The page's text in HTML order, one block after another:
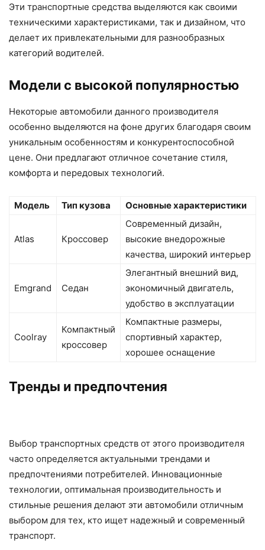
Эти транспортные средства выделяются как своими
техническими характеристиками, так и дизайном, что
делает их привлекательными для разнообразных
категорий водителей.
Модели с высокой популярностью
Некоторые автомобили данного производителя
особенно выделяются на фоне других благодаря своим
уникальным особенностям и конкурентоспособной
цене. Они предлагают отличное сочетание стиля,
комфорта и передовых технологий.
Модель Тип кузова Основные характеристики
Atlas Кроссовер
Современный дизайн,
высокие внедорожные
качества, широкий интерьер
Emgrand Седан
Элегантный внешний вид,
экономичный двигатель,
удобство в эксплуатации
Coolray
Компактный
кроссовер
Компактные размеры,
спортивный характер,
хорошее оснащение
Тренды и предпочтения
Выбор транспортных средств от этого производителя
часто определяется актуальными трендами и
предпочтениями потребителей. Инновационные
технологии, оптимальная производительность и
стильные решения делают эти автомобили отличным
выбором для тех, кто ищет надежный и современный
транспорт.